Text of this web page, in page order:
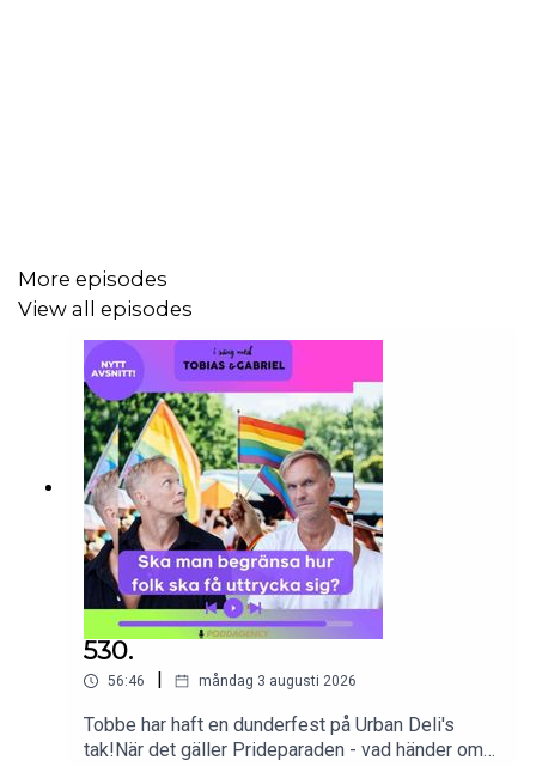
More episodes
View all episodes
530.
56:46 | måndag 3 augusti 2026
Tobbe har haft en dunderfest på Urban Deli's
tak!När det gäller Prideparaden - vad händer om